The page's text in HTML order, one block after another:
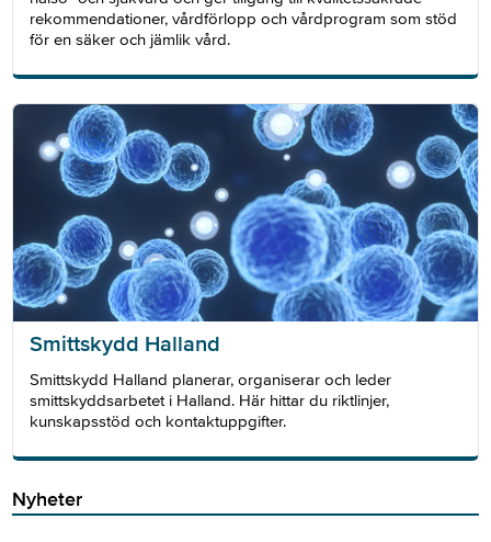
Nyheter
rekommendationer, vårdförlopp och vårdprogram som stöd
för en säker och jämlik vård.
Smittskydd Halland
Smittskydd Halland planerar, organiserar och leder
smittskyddsarbetet i Halland. Här hittar du riktlinjer,
kunskapsstöd och kontaktuppgifter.